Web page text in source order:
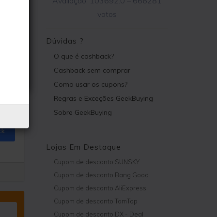
votos
Dúvidas ?
O que é cashback?
Cashback sem comprar
Como usar os cupons?
Regras e Exceções GeekBuying
Sobre GeekBuying
Lojas Em Destaque
Cupom de desconto SUNSKY
Cupom de desconto Bang Good
Cupom de desconto AliExpress
Cupom de desconto TomTop
Cupom de desconto DX - Deal